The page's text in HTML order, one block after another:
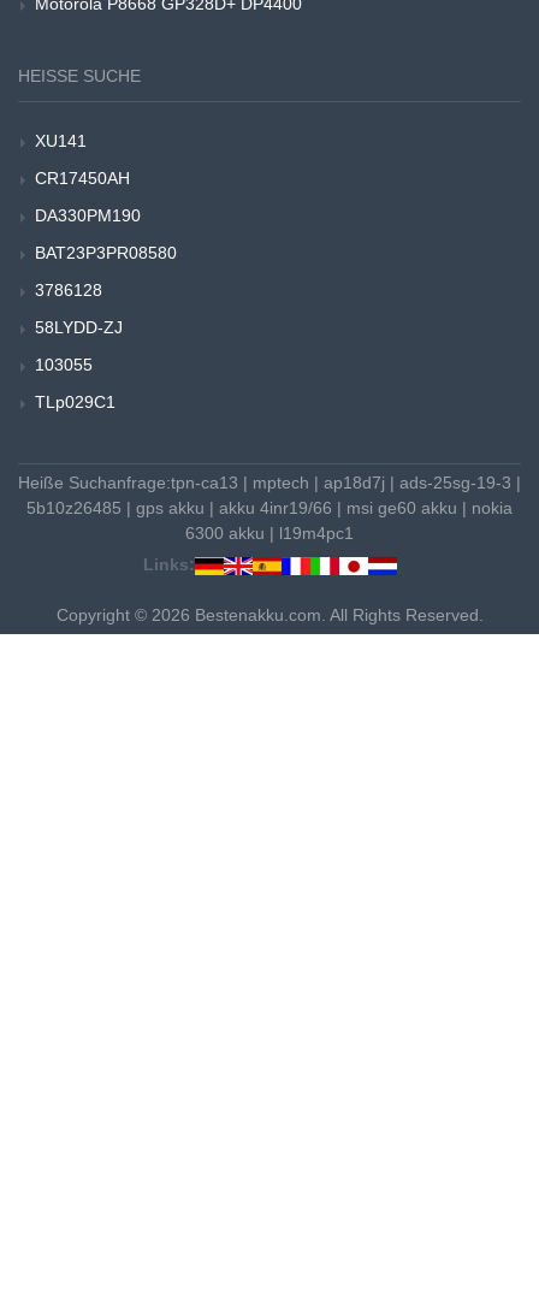
Motorola P8668 GP328D+ DP4400
HEISSE SUCHE
XU141
CR17450AH
DA330PM190
BAT23P3PR08580
3786128
58LYDD-ZJ
103055
TLp029C1
Heiße Suchanfrage:tpn-ca13 | mptech | ap18d7j | ads-25sg-19-3 |
5b10z26485 | gps akku | akku 4inr19/66 | msi ge60 akku | nokia
6300 akku | l19m4pc1
Links:
Copyright © 2026 Bestenakku.com. All Rights Reserved.